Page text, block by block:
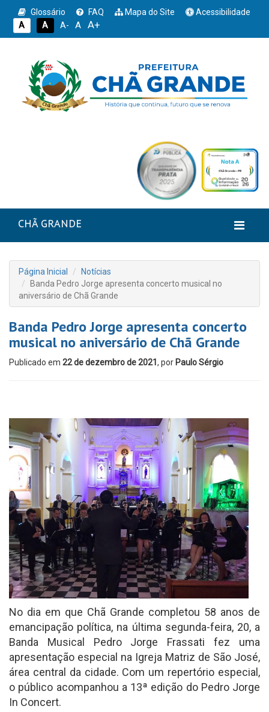
Glossário FAQ Mapa do Site
Acessibilidade
A
A A- A A+
CHÃ GRANDE
Página Inicial
Notícias
Banda Pedro Jorge apresenta concerto musical no
aniversário de Chã Grande
Banda Pedro Jorge apresenta concerto
musical no aniversário de Chã Grande
Publicado em 22 de dezembro de 2021 , por Paulo Sérgio
No dia em que Chã Grande completou 58 anos de
emancipação política, na última segunda-feira, 20, a
Banda Musical Pedro Jorge Frassati fez uma
apresentação especial na Igreja Matriz de São José,
área central da cidade. Com um repertório especial,
o público acompanhou a 13ª edição do Pedro Jorge
In Concert.